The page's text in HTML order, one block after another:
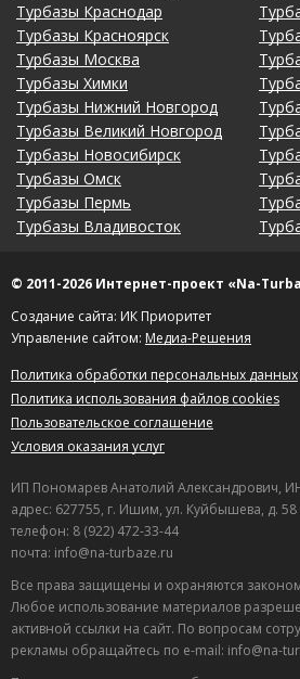
Турбазы Краснодар
Турбазы Красноярск
Турбазы Москва
Турбазы Химки
Турбазы Нижний Новгород
Турбазы Великий Новгород
Турбазы Новосибирск
Турбазы Омск
Турбазы Пермь
Турбазы Владивосток
© 2011-2026 Интернет-проект «Na-
Создание сайта: ИК Приоритет
Управление сайтом: Медиа-Решения
Политика обработки персональных данных
Политика использования файлов cookies
Пользовательское соглашение
Условия оказания услуг
ИП Пономарев Анатолий Александрович,
адрес: 627755, г. Ишим, ул. Куйбышева, д. 58
телефон: 8 (922) 472-33-44
почта: info@na-turbaze.ru
Все права защищены и охраняются
Любое использование материалов
активной ссылки на сайт. По вопросам
рекламы обращайтесь по e-mail: info@na-